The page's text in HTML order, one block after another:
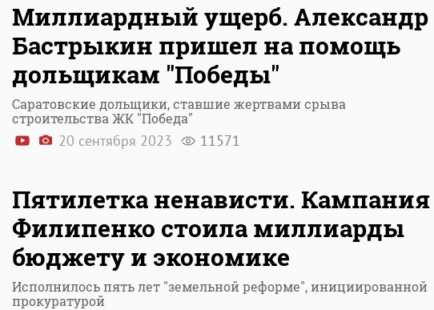
Миллиардный ущерб. Александр
Бастрыкин пришел на помощь
дольщикам "Победы"
Саратовские дольщики, ставшие жертвами срыва
строительства ЖК "Победа"
20 сентября 2023 11571
Пятилетка ненависти. Кампания
Филипенко стоила миллиарды
бюджету и экономике
Исполнилось пять лет "земельной реформе", инициированной
прокуратурой